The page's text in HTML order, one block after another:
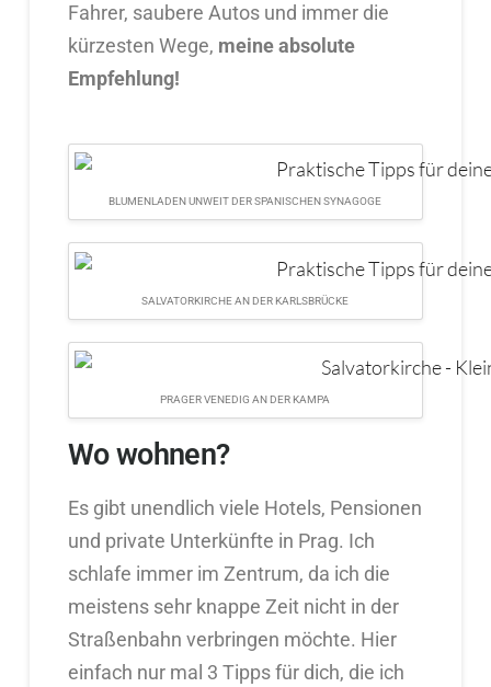
Fahrer, saubere Autos und immer die
kürzesten Wege, meine absolute
Empfehlung!
BLUMENLADEN UNWEIT DER SPANISCHEN SYNAGOGE
SALVATORKIRCHE AN DER KARLSBRÜCKE
PRAGER VENEDIG AN DER KAMPA
Wo wohnen?
Es gibt unendlich viele Hotels, Pensionen
und private Unterkünfte in Prag. Ich
schlafe immer im Zentrum, da ich die
meistens sehr knappe Zeit nicht in der
Straßenbahn verbringen möchte. Hier
einfach nur mal 3 Tipps für dich, die ich